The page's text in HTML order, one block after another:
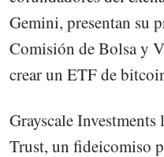
Gemini, presentan su
Comisión de Bolsa y
crear un ETF de
Grayscale
Trust, un fideicomiso